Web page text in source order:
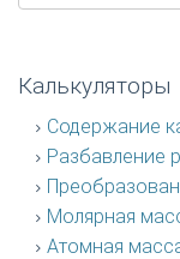
Калькуляторы
Содержание
Разбавление
Молярная
Атомная